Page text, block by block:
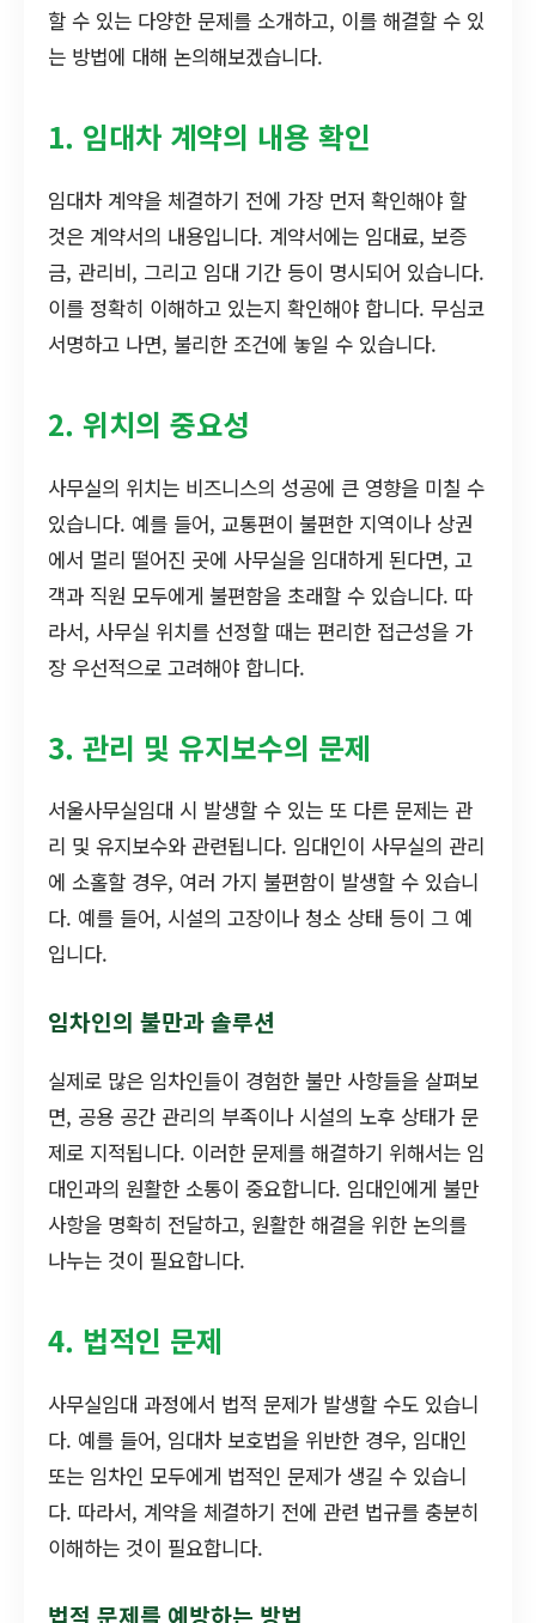
할 수 있는 다양한 문제를 소개하고, 이를 해결할 수 있
는 방법에 대해 논의해보겠습니다.
1. 임대차 계약의 내용 확인
임대차 계약을 체결하기 전에 가장 먼저 확인해야 할
것은 계약서의 내용입니다. 계약서에는 임대료, 보증
금, 관리비, 그리고 임대 기간 등이 명시되어 있습니다.
이를 정확히 이해하고 있는지 확인해야 합니다. 무심코
서명하고 나면, 불리한 조건에 놓일 수 있습니다.
2. 위치의 중요성
사무실의 위치는 비즈니스의 성공에 큰 영향을 미칠 수
있습니다. 예를 들어, 교통편이 불편한 지역이나 상권
에서 멀리 떨어진 곳에 사무실을 임대하게 된다면, 고
객과 직원 모두에게 불편함을 초래할 수 있습니다. 따
라서, 사무실 위치를 선정할 때는 편리한 접근성을 가
장 우선적으로 고려해야 합니다.
3. 관리 및 유지보수의 문제
서울사무실임대 시 발생할 수 있는 또 다른 문제는 관
리 및 유지보수와 관련됩니다. 임대인이 사무실의 관리
에 소홀할 경우, 여러 가지 불편함이 발생할 수 있습니
다. 예를 들어, 시설의 고장이나 청소 상태 등이 그 예
입니다.
임차인의 불만과 솔루션
실제로 많은 임차인들이 경험한 불만 사항들을 살펴보
면, 공용 공간 관리의 부족이나 시설의 노후 상태가 문
제로 지적됩니다. 이러한 문제를 해결하기 위해서는 임
대인과의 원활한 소통이 중요합니다. 임대인에게 불만
사항을 명확히 전달하고, 원활한 해결을 위한 논의를
나누는 것이 필요합니다.
4. 법적인 문제
사무실임대 과정에서 법적 문제가 발생할 수도 있습니
다. 예를 들어, 임대차 보호법을 위반한 경우, 임대인
또는 임차인 모두에게 법적인 문제가 생길 수 있습니
다. 따라서, 계약을 체결하기 전에 관련 법규를 충분히
이해하는 것이 필요합니다.
법적 문제를 예방하는 방법